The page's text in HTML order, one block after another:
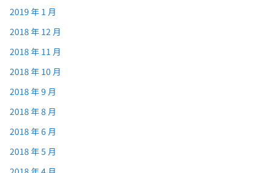
2019 年 1 月
2018 年 12 月
2018 年 11 月
2018 年 10 月
2018 年 9 月
2018 年 8 月
2018 年 6 月
2018 年 5 月